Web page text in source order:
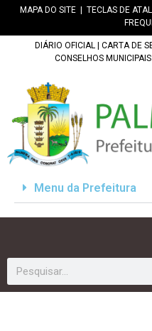
MAPA DO SITE TECLAS DE
DIÁRIO OFICIAL CARTA DE
CONSELHOS MUNICIPAIS
Menu da Prefeitura